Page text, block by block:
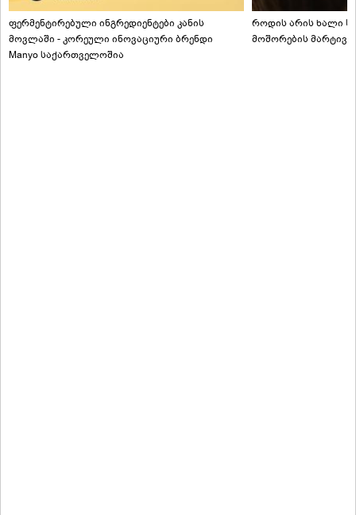
ფერმენტირებული ინგრედიენტები კანის
მოვლაში - კორეული ინოვაციური ბრენდი
Manyo საქართველოშია
როდის არის ხალი
მოშორების